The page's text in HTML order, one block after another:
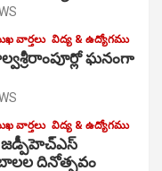
వార్తలు విద్య & ఉద్యోగము
ఘనంగా
వార్తలు విద్య & ఉద్యోగము
జ‌డ్పీహెచ్ఎస్
దినోత్సవం